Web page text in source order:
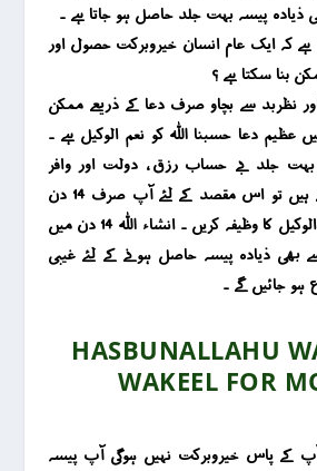
پیسہ بہت جلد حاصل ہو جاتا ہے ۔
ہے کہ ایک عام انسان خیروبرکت حصول اور
بنا سکتا ہے ؟
نظربد سے بچاو صرف دعا کے ذریعے ممکن
عظیم دعا حسبنا اللہ کو نعم الوکیل ہے ۔
بہت جلد بے حساب رزق ، دولت اور وافر
پیسہ حاصل کرنا چاہتے ہیں تو اس مقصد کے لئے آپ صرف 14 دن
تک حسبنا اللہ کو نعم الوکیل کا وظیفہ کریں ۔ انشاء اللہ 14 دن میں
ذیادہ پیسہ حاصل ہونے کے لئے غیبی
ہو جائیں گے ۔
HASBUNALLAHU
WAKEEL FOR
کے پاس خیروبرکت نہیں ہوگی آپ پیسہ